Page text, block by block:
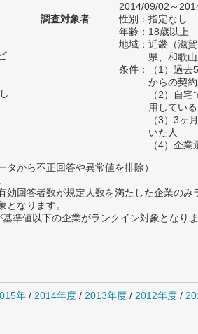
2014/09/02～
調査対象者
性別：指定なし
年齢：18歳以上
地域：近畿（滋
県、和歌山
条件：（1）過去
からの契
（2）自
用してい
（3）3ヶ
いた人
（4）企
から不正回答や異常値を排除）
回答者数が規定人数を満たした企業のみ
なります。
準値以下の企業がランクイン対象となりま
年 / 2014年度 / 2013年度 / 2012年度 /